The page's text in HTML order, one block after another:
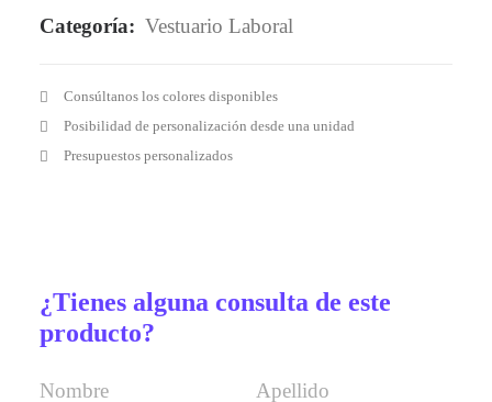
Categoría: Vestuario Laboral
Consúltanos los colores disponibles
Posibilidad de personalización desde una unidad
Presupuestos personalizados
¿Tienes alguna consulta de este
producto?